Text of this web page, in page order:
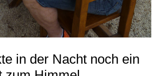
in der Nacht noch ein